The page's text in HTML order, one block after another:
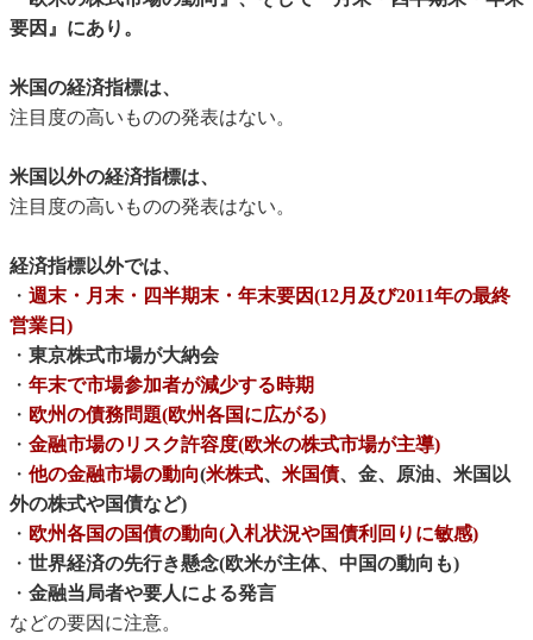
要因』にあり。
米国の経済指標は、
注目度の高いものの発表はない。
米国以外の経済指標は、
注目度の高いものの発表はない。
経済指標以外では、
・ 週末・月末・四半期末・年末要因(12月及び2011年の最終
営業日)
・ 東京株式市場が大納会
・ 年末で市場参加者が減少する時期
・ 欧州の債務問題(欧州各国に広がる)
・ 金融市場のリスク許容度(欧米の株式市場が主導)
・ 他の金融市場の動向(米株式、 米国債、金、原油、米国以
外の株式や国債など)
・ 欧州各国の国債の動向(入札状況や国債利回りに敏感)
・ 世界経済の先行き懸念(欧米が主体、中国の動向も)
・ 金融当局者や要人による発言
などの要因に注意。